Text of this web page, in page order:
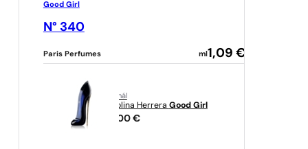
Good Girl
N° 340
Paris Perfumes ml 1,09 €
originál
Carolina Herrera Good Girl
94,00 €